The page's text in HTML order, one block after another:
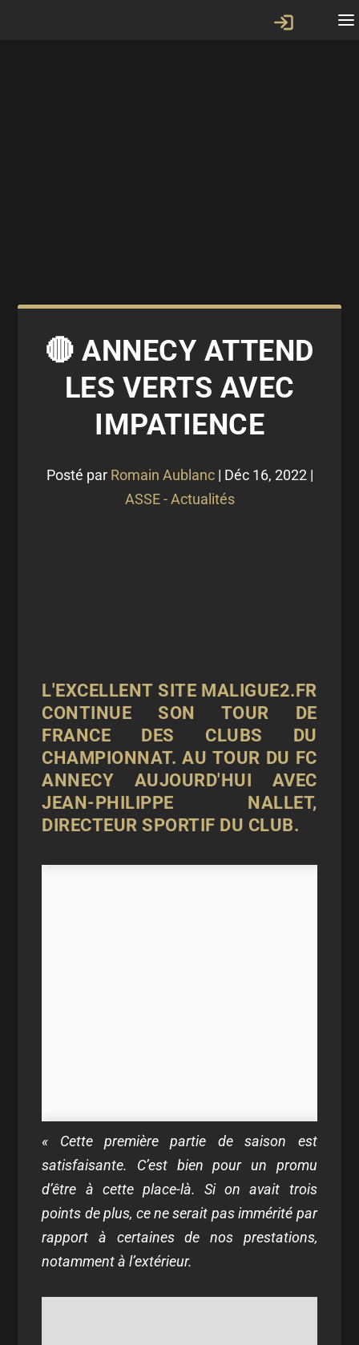
🔴 ANNECY ATTEND
LES VERTS AVEC
IMPATIENCE
Posté par Romain Aublanc| Déc 16, 2022|
ASSE - Actualités
L'EXCELLENT SITE MALIGUE2.FR
CONTINUE SON TOUR DE
FRANCE DES CLUBS DU
CHAMPIONNAT. AU TOUR DU FC
ANNECY AUJOURD'HUI AVEC
JEAN-PHILIPPE NALLET,
DIRECTEUR SPORTIF DU CLUB.
« Cette première partie de saison est
satisfaisante. C’est bien pour un promu
d’être à cette place-là. Si on avait trois
points de plus, ce ne serait pas immérité par
rapport à certaines de nos prestations,
notamment à l’extérieur.